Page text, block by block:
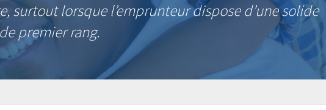
surtout lorsque l’emprunteur dispose d’une solide
premier rang.